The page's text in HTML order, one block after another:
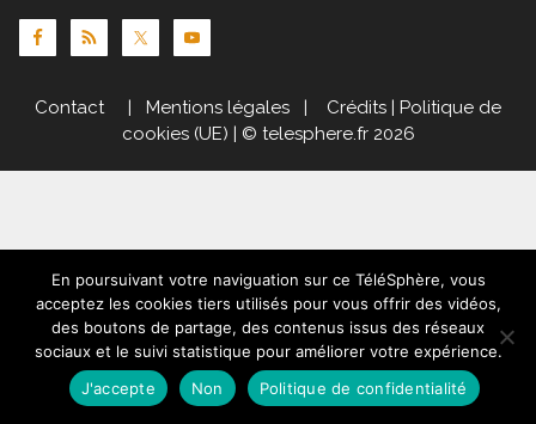
Contact| Mentions légales | Crédits | Politique de
cookies (UE) | © telesphere.fr 2026
En poursuivant votre naviguation sur ce TéléSphère, vous
acceptez les cookies tiers utilisés pour vous offrir des vidéos,
des boutons de partage, des contenus issus des réseaux
sociaux et le suivi statistique pour améliorer votre expérience.
J'accepte
Non Politique de confidentialité